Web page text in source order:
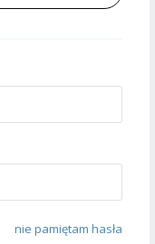
nie pamiętam hasła